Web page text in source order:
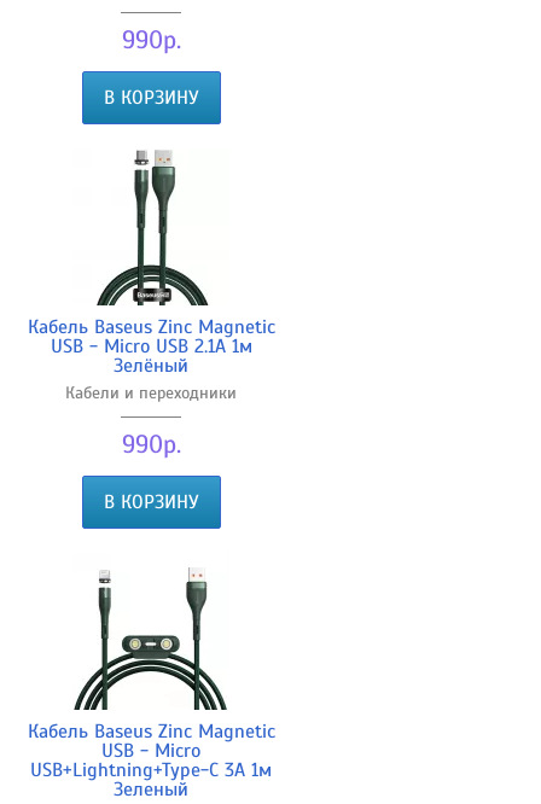
990р.
В КОРЗИНУ
Кабель Baseus Zinc Magnetic
USB - Micro USB 2.1A 1м
Зелёный
Кабели и переходники
990р.
В КОРЗИНУ
Кабель Baseus Zinc Magnetic
USB - Micro
USB+Lightning+Type-C 3А 1м
Зеленый